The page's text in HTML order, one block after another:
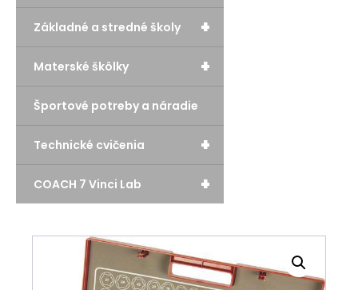
+
Základné a stredné školy
+
Materské škôlky
Športové potreby a náradie
+
Technické cvičenia
+
COACH 7 Vinci Lab